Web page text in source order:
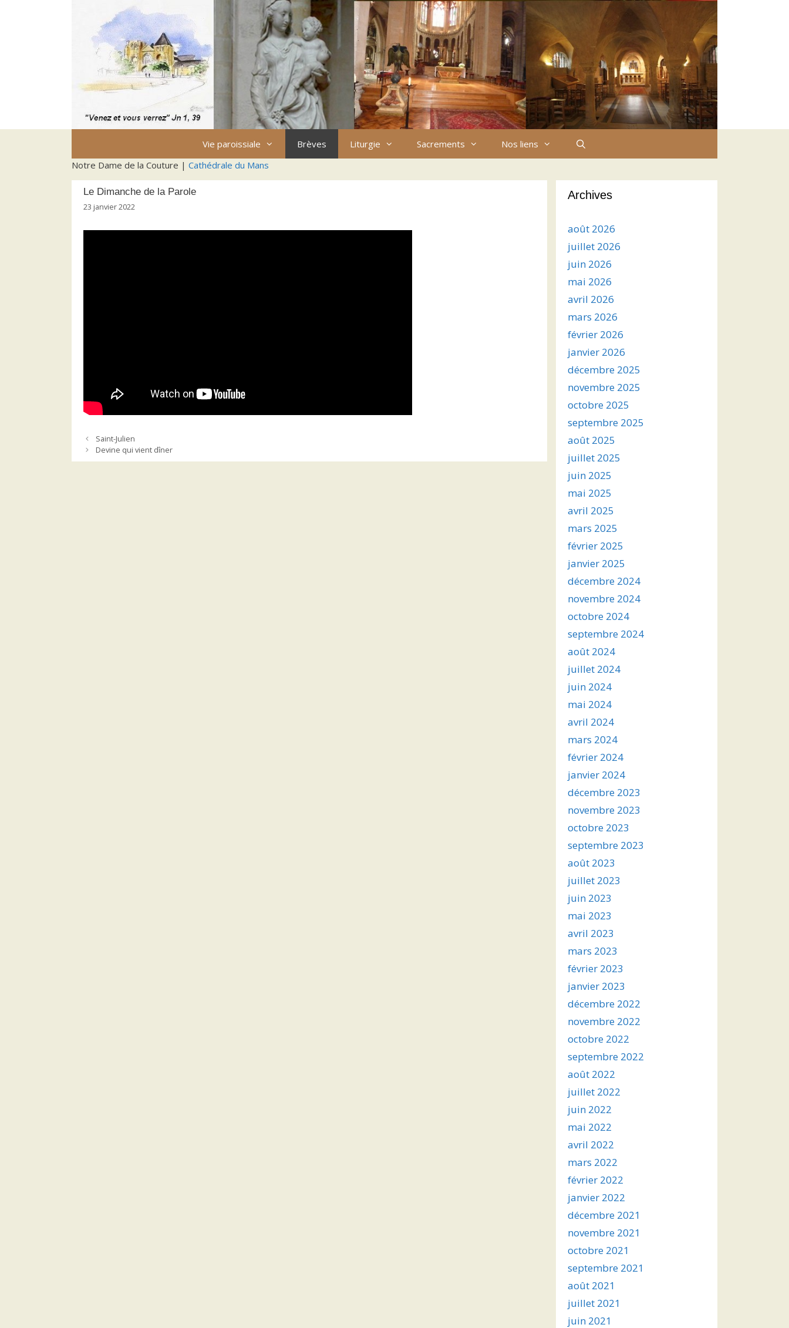
Vie paroissiale Brèves Liturgie Sacrements
Nos liens
Notre Dame de la Couture | Cathédrale du Mans
Le Dimanche de la Parole
23 janvier 2022
Saint-Julien
Devine qui vient dîner
Archives
août 2026
juillet 2026
juin 2026
mai 2026
avril 2026
mars 2026
février 2026
janvier 2026
décembre 2025
novembre 2025
octobre 2025
septembre 2025
août 2025
juillet 2025
juin 2025
mai 2025
avril 2025
mars 2025
février 2025
janvier 2025
décembre 2024
novembre 2024
octobre 2024
septembre 2024
août 2024
juillet 2024
juin 2024
mai 2024
avril 2024
mars 2024
février 2024
janvier 2024
décembre 2023
novembre 2023
octobre 2023
septembre 2023
août 2023
juillet 2023
juin 2023
mai 2023
avril 2023
mars 2023
février 2023
janvier 2023
décembre 2022
novembre 2022
octobre 2022
septembre 2022
août 2022
juillet 2022
juin 2022
mai 2022
avril 2022
mars 2022
février 2022
janvier 2022
décembre 2021
novembre 2021
octobre 2021
septembre 2021
août 2021
juillet 2021
juin 2021